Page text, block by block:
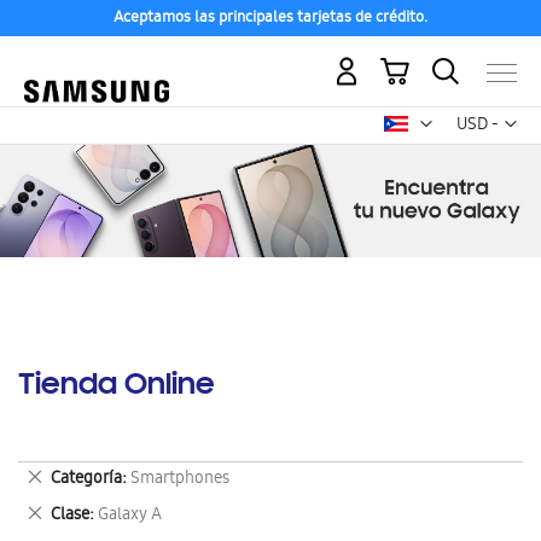
Aceptamos las principales tarjetas de crédito.
USD -
dólar
Mi carrito
Tienda Online
Categoría Smartphones
Eliminar
este
artículo
Clase Galaxy A
Eliminar